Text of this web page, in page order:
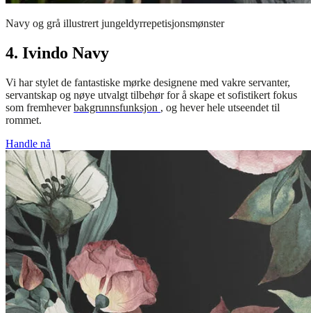
Navy og grå illustrert jungeldyrrepetisjonsmønster
4. Ivindo Navy
Vi har stylet de fantastiske mørke designene med vakre servanter,
servantskap og nøye utvalgt tilbehør for å skape et sofistikert fokus
som fremheverbakgrunnsfunksjon , og hever hele utseendet til
rommet.
Handle nå